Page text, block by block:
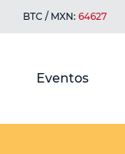
BTC / MXN: 64627
Eventos